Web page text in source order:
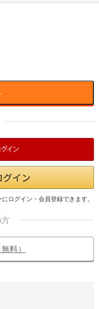
ログイン・会員登録できます。
料）